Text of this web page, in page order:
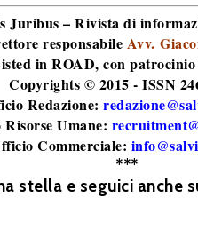
Juribus – Rivista di
responsabile Avv.
in ROAD, con
Copyrights © 2015 - ISSN
Redazione:
Umane:
Commerciale:
***
stella e seguici anche